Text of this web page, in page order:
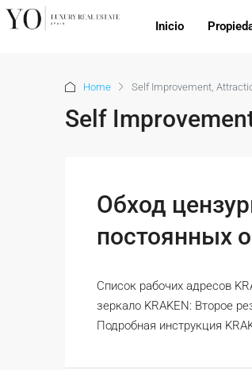
Inicio
Home Self Improvement,
Self
Обход
постоянных
Список рабочих адресов
зеркало KRAKEN: Второе
Подробная инструкция